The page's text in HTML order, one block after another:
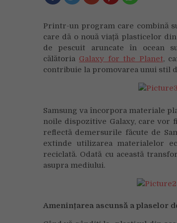
Printr-un program care combină
care dă o nouă viață plasticelor
de pescuit aruncate în ocean
călătoria Galaxy for the Planet,
contribuie la promovarea unui stil
Samsung va încorpora materiale
noile dispozitive Galaxy, care vor
reflectă demersurile făcute de
extinde utilizarea materialelor
reciclată. Odată cu această
asupra mediului.
Amenințarea ascunsă a plaselor